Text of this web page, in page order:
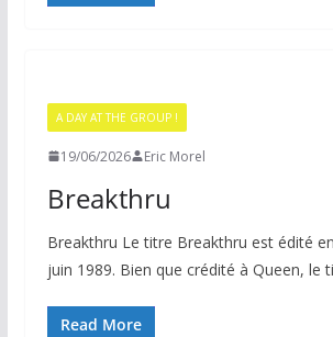
A DAY AT THE GROUP !
19/06/2026 Eric Morel
Breakthru
Breakthru Le titre Breakthru est édité
juin 1989. Bien que crédité à Queen, le
Read More